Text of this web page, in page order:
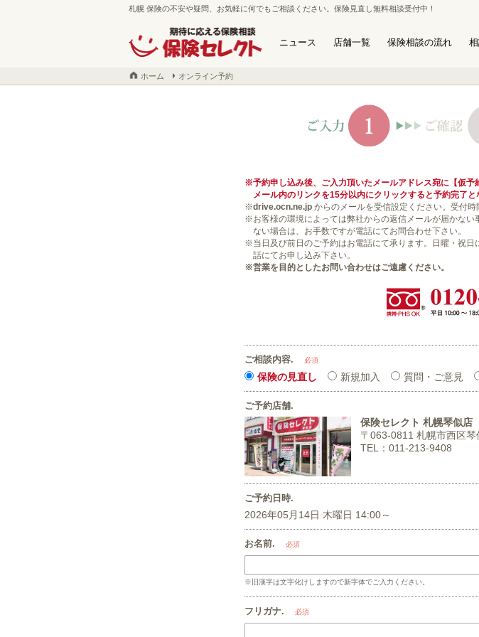
札幌 保険の不安や疑問、お気軽に何でもご相談ください。保険見直し無料相談受付中！
ニュース 店舗一覧
保険セレクト 札幌南郷通本店
保険相談の流れ
ホーム オンライン予約
予約申し込み後、ご入力頂いたメールアドレス宛に【仮
メール内のリンクを15分以内にクリックすると予約完了と
drive.ocn.ne.jpからのメールを受信設定ください。受付時
お客様の環境によっては弊社からの返信メールが届かな
ない場合は、お手数ですが電話にてお問合わせ下さい。
当日及び前日のご予約はお電話にて承ります。日曜・祝
話にてお申し込み下さい。
営業を目的としたお問い合わせはご遠慮ください。
ご相談内容. 必須
保険の見直し 新規加入 質問・ご意見
ご予約店舗.
保険セレクト 札幌琴似店
〒063-0811 札幌市西区
TEL：011-213-9408
ご予約日時.
2026年05月14日 木曜日 14:00～
お名前. 必須
※旧漢字は文字化けしますので新字体でご入力ください。
フリガナ. 必須